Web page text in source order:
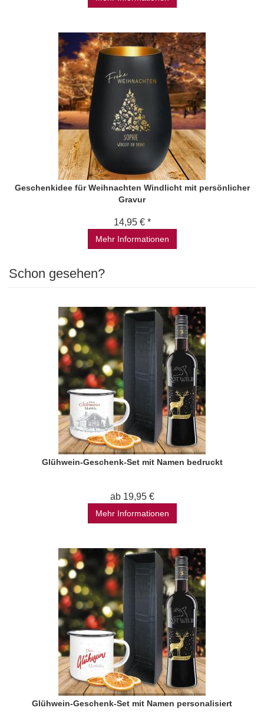
Geschenkidee für Weihnachten Windlicht mit persönlicher
Gravur
14,95 € *
Mehr Informationen
Schon gesehen?
Glühwein-Geschenk-Set mit Namen bedruckt
ab 19,95 €
Mehr Informationen
Glühwein-Geschenk-Set mit Namen personalisiert